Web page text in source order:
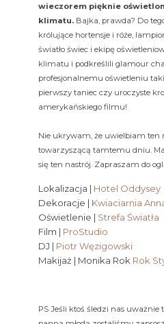
wieczorem pięknie
klimatu. Bajka, prawda? Do
królujące hortensje i róże,
światło świec i ekipę
klimatu i podkreślili glamour
profesjonalnemu oświetleniu
pierwszy taniec czy uroczyste
amerykańskiego filmu!
Nie ukrywam, że uwielbiam ten
towarzyszącą tamtemu dniu.
się ten nastrój. Zapraszam do
Lokalizacja | Hotel Oddysey
Dekoracje | Kwiaciarnia
Oświetlenie | Strefa Światła
Film | ProStudio
DJ | Piotr Węzigowski
Makijaż | Monika Rok Rok
PS Jeśli ktoś śledzi nas uważnie